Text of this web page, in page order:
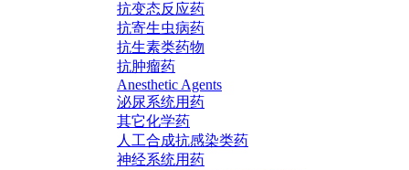
抗变态反应药
抗寄生虫病药
抗生素类药物
抗肿瘤药
Anesthetic Agents
泌尿系统用药
其它化学药
人工合成抗感染类药
神经系统用药